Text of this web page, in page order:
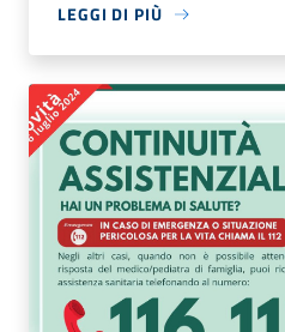
LEGGI DI PIÙ